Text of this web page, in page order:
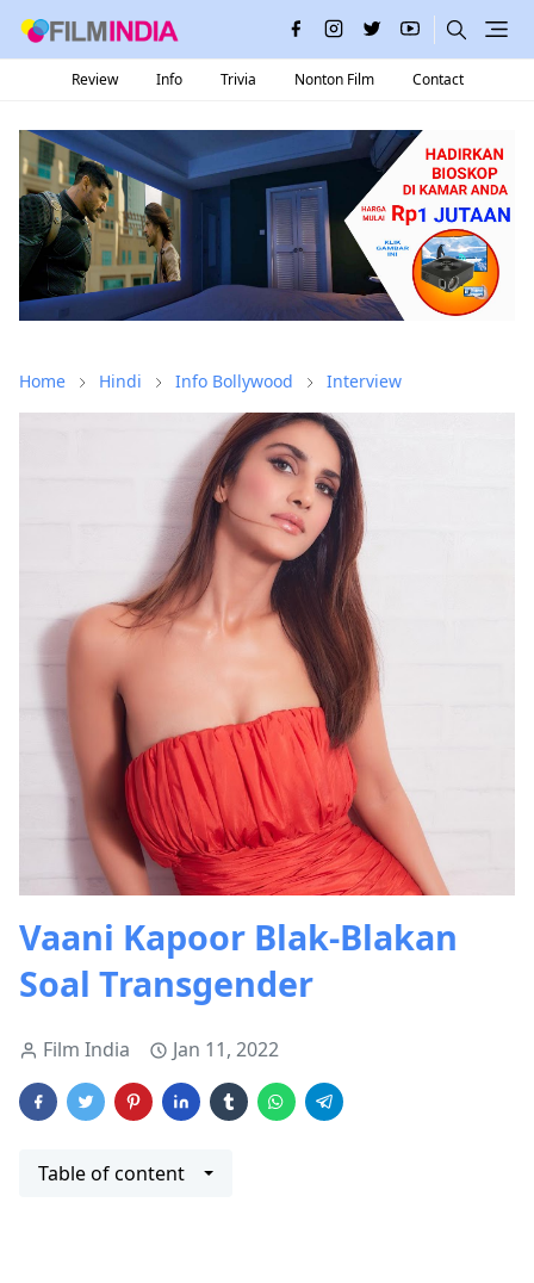
Review Info Trivia Nonton Film Contact
Home Hindi Info Bollywood Interview
Vaani Kapoor Blak-Blakan
Soal Transgender
Film India Jan 11, 2022
Table of content